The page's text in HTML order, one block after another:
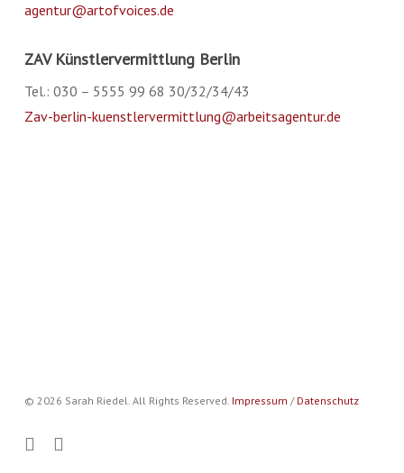
agentur@artofvoices.de
ZAV Künstlervermittlung Berlin
Tel.: 030 – 5555 99 68 30/32/34/43
Zav-berlin-kuenstlervermittlung@arbeitsagentur.de
© 2026 Sarah Riedel. All Rights Reserved. Impressum / Datenschutz
facebooksoundcloud